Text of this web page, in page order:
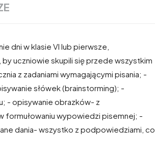
dni w klasie VI lub pierwsze,
uczniowie skupili się przede wszystkim
z zadaniami wymagającymi pisania; -
słówek (brainstorming); -
- opisywanie obrazków- z
formułowaniu wypowiedzi pisemnej; -
dania- wszystko z podpowiedziami, co